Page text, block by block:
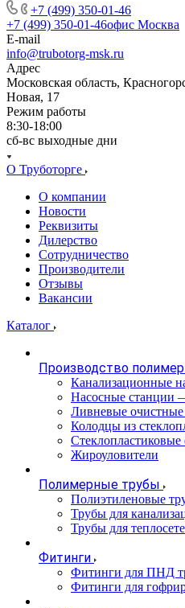
+7 (499) 350-01-46
+7 (499) 350-01-46офис Москва
E-mail
info@trubotorg-msk.ru
Адрес
Московская область,
Новая, 17
Режим работы
8:30-18:00
сб-вс выходные дни
О Труботорге
О компании
Новости
Реквизиты
Дилерство
Сотрудничество
Производители
Отзывы
Вакансии
Каталог
Производство
Канализационные
Насосные станции
Ливневые
Колодцы из
Стеклопластиковые
Жироуловители
Полимерные трубы
Полиэтиленовые
Трубы для
Трубы для
Фитинги
Фитинги для ПНД
Фитинги для